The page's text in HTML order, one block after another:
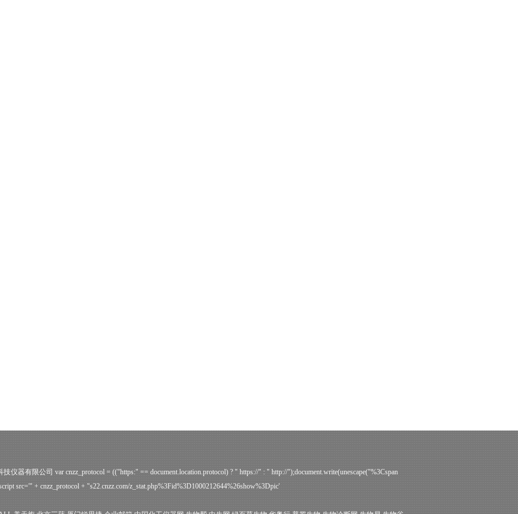
技仪器有限公司 var cnzz_protocol = (("https:" == document.location.protocol) ? " https://" : " http://");document.write(unescape("%3Cspan
src='" + cnzz_protocol + "s22.cnzz.com/z_stat.php%3Fid%3D1000212644%26show%3Dpic'